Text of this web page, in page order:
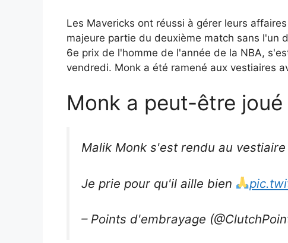
Les Mavericks ont réussi à gérer leurs
majeure partie du deuxième match sans l'un
6e prix de l'homme de l'année de la NBA,
vendredi. Monk a été ramené aux vestiaires
Monk a peut-être
Malik Monk s'est rendu au
Je prie pour qu'il aille bien
– Points d'embrayage